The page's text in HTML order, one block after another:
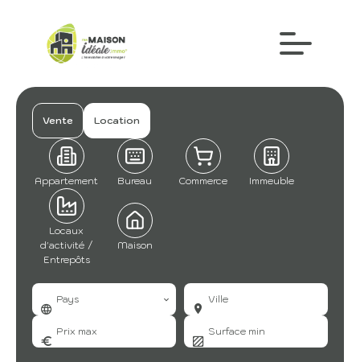
Vente Location
Appartement Bureau Commerce Immeuble
Locaux
d'activité /
Entrepôts
Maison
Pays Ville